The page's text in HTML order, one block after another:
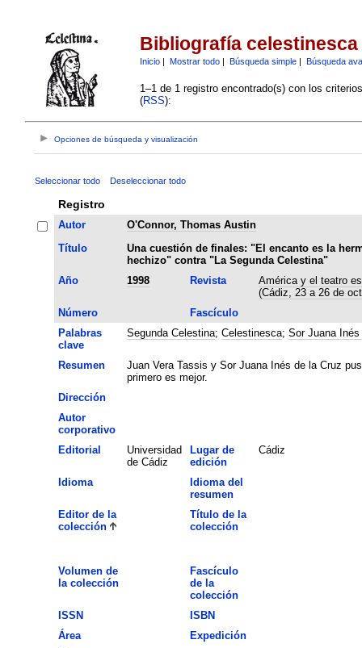
Bibliografía celestinesca
Inicio| Mostrar todo| Búsqueda simple| Búsqueda
1–1 de 1 registro encontrado(s) con los
(RSS):
Opciones de búsqueda y visualización
Seleccionar todo Deseleccionar todo
Registro
Autor
O'Connor, Thomas Austin
Título
Una cuestión de finales: "El encanto es la
hechizo" contra "La Segunda Celestina"
Año
1998 Revista
América y el teatro
(Cádiz, 23 a 26 de
Número
Fascículo
Palabras
clave
Segunda Celestina; Celestinesca; Sor Juana
Resumen
Juan Vera Tassis y Sor Juana Inés de la Cruz
primero es mejor.
Dirección
Autor
corporativo
Editorial
Universidad
de Cádiz
Lugar de
edición
Cádiz
Idioma
Idioma del
resumen
Editor de la
colección
Título de la
colección
Volumen de
la colección
Fascículo
de la
colección
ISSN
ISBN
Área
Expedición